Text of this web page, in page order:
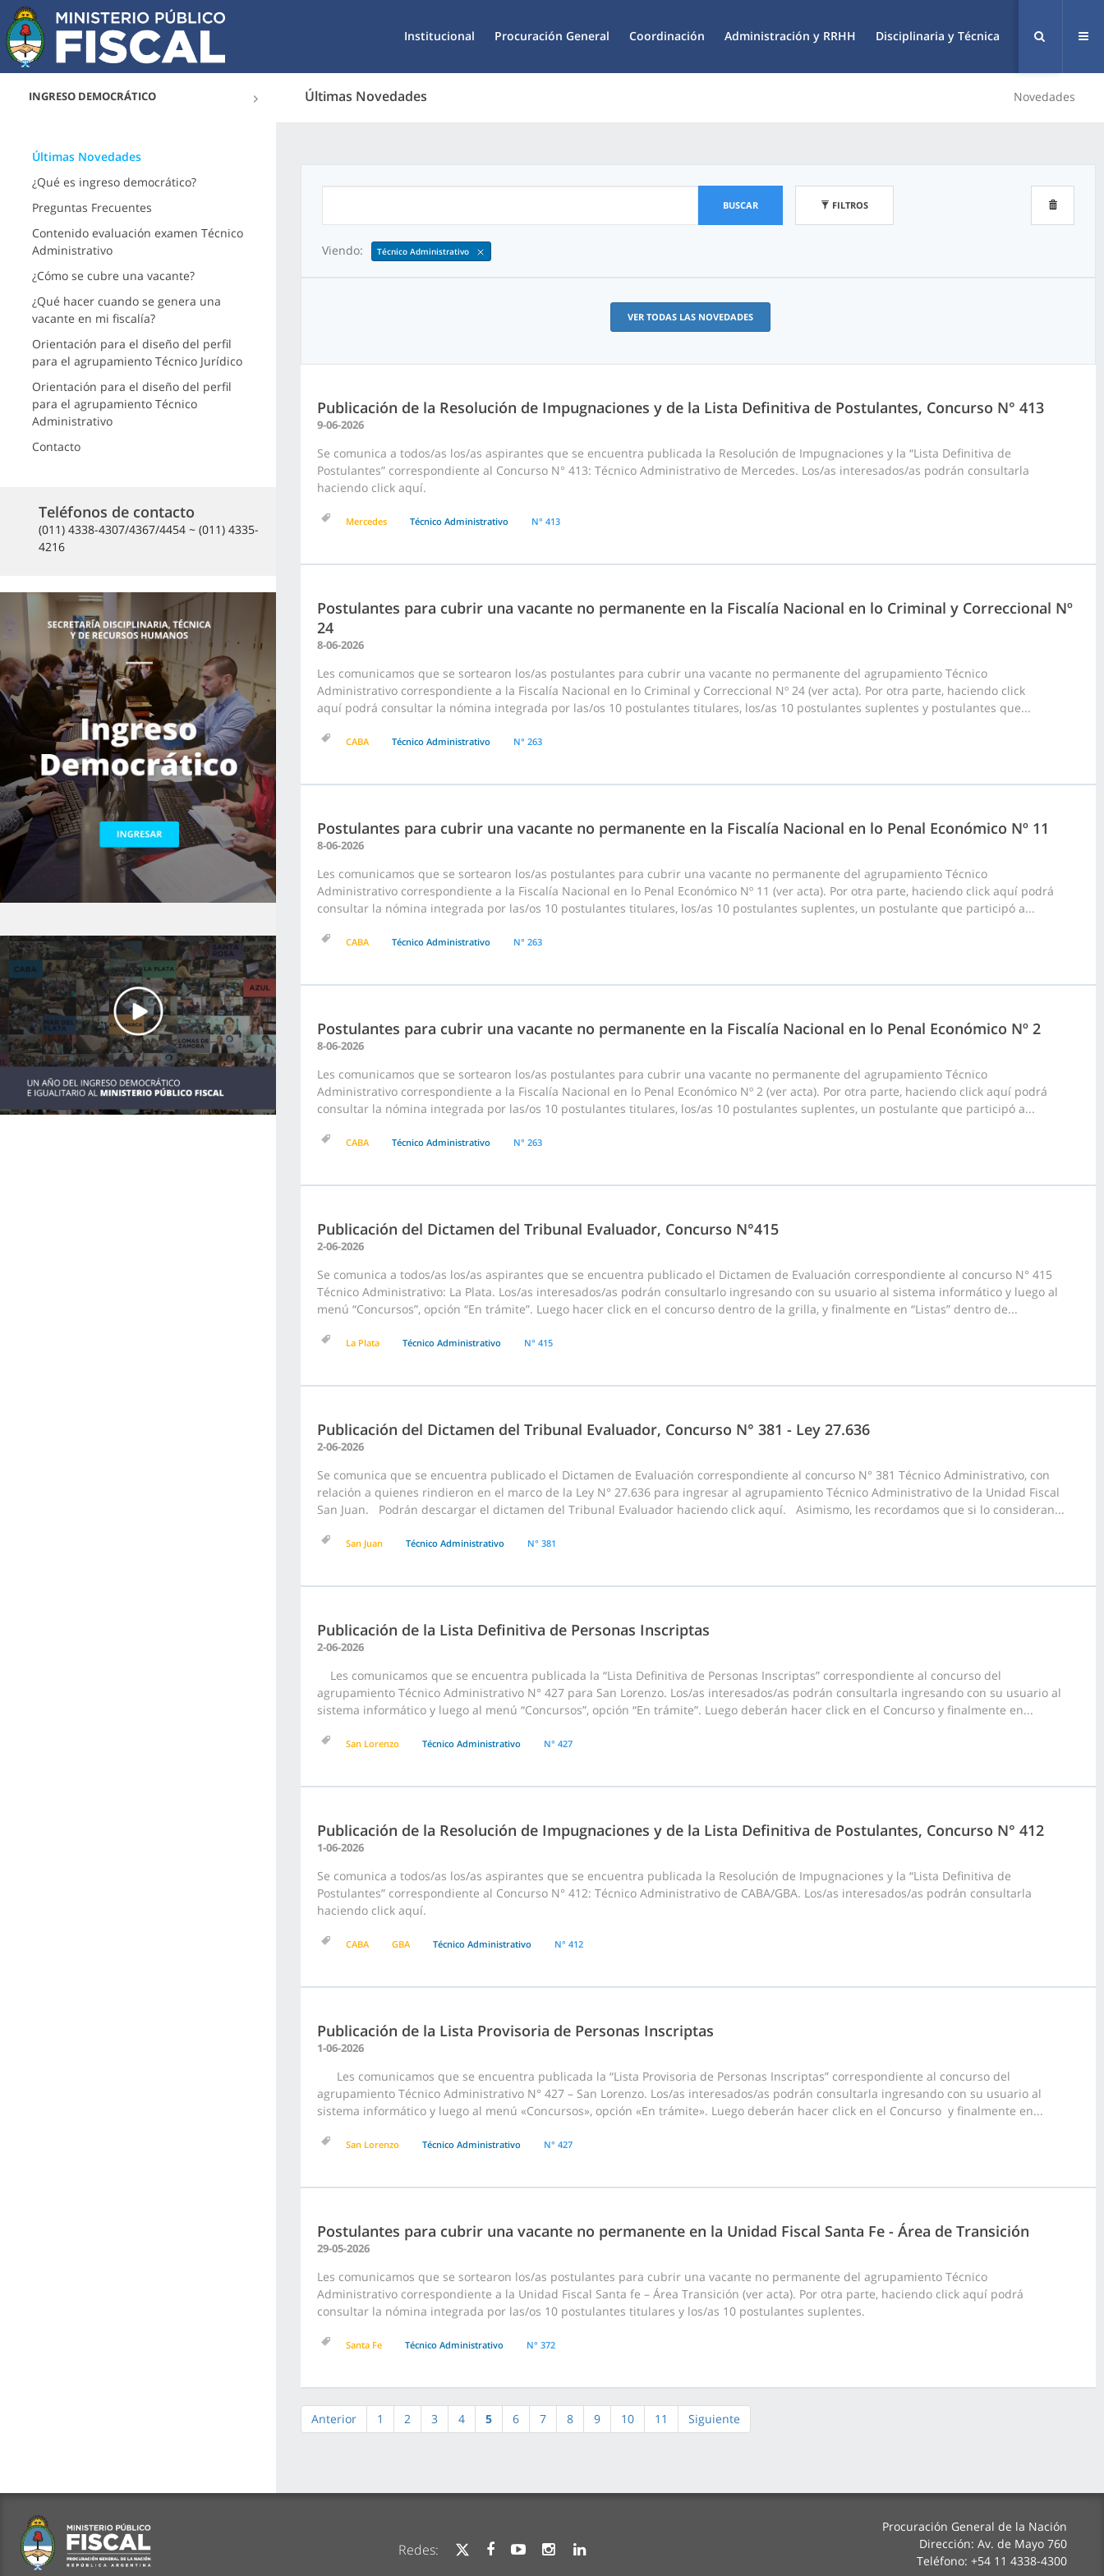
Institucional Procuración General Coordinación Administración y RRHH Disciplinaria y Técnica
INGRESO DEMOCRÁTICO Últimas Novedades Novedades
Últimas Novedades
¿Qué es ingreso democrático?
Preguntas Frecuentes
Contenido evaluación examen Técnico
Administrativo
¿Cómo se cubre una vacante?
¿Qué hacer cuando se genera una
vacante en mi fiscalía?
Orientación para el diseño del perfil
para el agrupamiento Técnico Jurídico
Orientación para el diseño del perfil
para el agrupamiento Técnico
Administrativo
Contacto
Teléfonos de contacto
(011) 4338-4307/4367/4454 ~ (011) 4335-
4216
BUSCAR FILTROS
Viendo: Técnico Administrativo
VER TODAS LAS NOVEDADES
Publicación de la Resolución de Impugnaciones y de la Lista Definitiva de Postulantes, Concurso N° 413
9-06-2026
Se comunica a todos/as los/as aspirantes que se encuentra publicada la Resolución de Impugnaciones y la “Lista Definitiva de
Postulantes” correspondiente al Concurso N° 413: Técnico Administrativo de Mercedes. Los/as interesados/as podrán consultarla
haciendo click aquí.
Mercedes Técnico Administrativo N° 413
Postulantes para cubrir una vacante no permanente en la Fiscalía Nacional en lo Criminal y Correccional Nº
24
8-06-2026
Les comunicamos que se sortearon los/as postulantes para cubrir una vacante no permanente del agrupamiento Técnico
Administrativo correspondiente a la Fiscalía Nacional en lo Criminal y Correccional Nº 24 (ver acta). Por otra parte, haciendo click
aquí podrá consultar la nómina integrada por las/os 10 postulantes titulares, los/as 10 postulantes suplentes y postulantes que...
CABA Técnico Administrativo N° 263
Postulantes para cubrir una vacante no permanente en la Fiscalía Nacional en lo Penal Económico Nº 11
8-06-2026
Les comunicamos que se sortearon los/as postulantes para cubrir una vacante no permanente del agrupamiento Técnico
Administrativo correspondiente a la Fiscalía Nacional en lo Penal Económico Nº 11 (ver acta). Por otra parte, haciendo click aquí podrá
consultar la nómina integrada por las/os 10 postulantes titulares, los/as 10 postulantes suplentes, un postulante que participó a...
CABA Técnico Administrativo N° 263
Postulantes para cubrir una vacante no permanente en la Fiscalía Nacional en lo Penal Económico Nº 2
8-06-2026
Les comunicamos que se sortearon los/as postulantes para cubrir una vacante no permanente del agrupamiento Técnico
Administrativo correspondiente a la Fiscalía Nacional en lo Penal Económico Nº 2 (ver acta). Por otra parte, haciendo click aquí podrá
consultar la nómina integrada por las/os 10 postulantes titulares, los/as 10 postulantes suplentes, un postulante que participó a...
CABA Técnico Administrativo N° 263
Publicación del Dictamen del Tribunal Evaluador, Concurso N°415
2-06-2026
Se comunica a todos/as los/as aspirantes que se encuentra publicado el Dictamen de Evaluación correspondiente al concurso N° 415
Técnico Administrativo: La Plata. Los/as interesados/as podrán consultarlo ingresando con su usuario al sistema informático y luego al
menú “Concursos”, opción “En trámite”. Luego hacer click en el concurso dentro de la grilla, y finalmente en “Listas” dentro de...
La Plata Técnico Administrativo N° 415
Publicación del Dictamen del Tribunal Evaluador, Concurso N° 381 - Ley 27.636
2-06-2026
Se comunica que se encuentra publicado el Dictamen de Evaluación correspondiente al concurso N° 381 Técnico Administrativo, con
relación a quienes rindieron en el marco de la Ley N° 27.636 para ingresar al agrupamiento Técnico Administrativo de la Unidad Fiscal
San Juan. Podrán descargar el dictamen del Tribunal Evaluador haciendo click aquí. Asimismo, les recordamos que si lo consideran...
San Juan Técnico Administrativo N° 381
Publicación de la Lista Definitiva de Personas Inscriptas
2-06-2026
Les comunicamos que se encuentra publicada la “Lista Definitiva de Personas Inscriptas” correspondiente al concurso del
agrupamiento Técnico Administrativo N° 427 para San Lorenzo. Los/as interesados/as podrán consultarla ingresando con su usuario al
sistema informático y luego al menú “Concursos”, opción “En trámite”. Luego deberán hacer click en el Concurso y finalmente en...
San Lorenzo Técnico Administrativo N° 427
Publicación de la Resolución de Impugnaciones y de la Lista Definitiva de Postulantes, Concurso N° 412
1-06-2026
Se comunica a todos/as los/as aspirantes que se encuentra publicada la Resolución de Impugnaciones y la “Lista Definitiva de
Postulantes” correspondiente al Concurso N° 412: Técnico Administrativo de CABA/GBA. Los/as interesados/as podrán consultarla
haciendo click aquí.
CABA GBA Técnico Administrativo N° 412
Publicación de la Lista Provisoria de Personas Inscriptas
1-06-2026
Les comunicamos que se encuentra publicada la “Lista Provisoria de Personas Inscriptas” correspondiente al concurso del
agrupamiento Técnico Administrativo N° 427 – San Lorenzo. Los/as interesados/as podrán consultarla ingresando con su usuario al
sistema informático y luego al menú «Concursos», opción «En trámite». Luego deberán hacer click en el Concurso y finalmente en...
San Lorenzo Técnico Administrativo N° 427
Postulantes para cubrir una vacante no permanente en la Unidad Fiscal Santa Fe - Área de Transición
29-05-2026
Les comunicamos que se sortearon los/as postulantes para cubrir una vacante no permanente del agrupamiento Técnico
Administrativo correspondiente a la Unidad Fiscal Santa fe – Área Transición (ver acta). Por otra parte, haciendo click aquí podrá
consultar la nómina integrada por las/os 10 postulantes titulares y los/as 10 postulantes suplentes.
Santa Fe Técnico Administrativo N° 372
Anterior 1 2 3 4 5 6 7 8 9 10 11 Siguiente
Redes:
Procuración General de la Nación
Dirección: Av. de Mayo 760
Teléfono: +54 11 4338-4300